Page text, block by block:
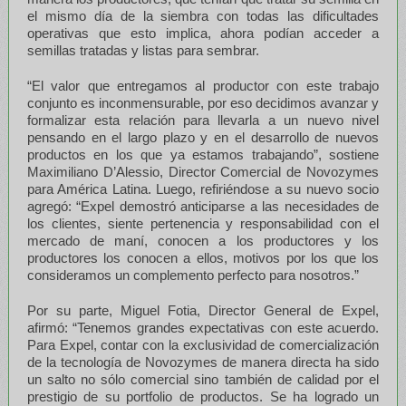
el mismo día de la siembra con todas las dificultades
operativas que esto implica, ahora podían acceder a
semillas tratadas y listas para sembrar.
“El valor que entregamos al productor con este trabajo
conjunto es inconmensurable, por eso decidimos avanzar y
formalizar esta relación para llevarla a un nuevo nivel
pensando en el largo plazo y en el desarrollo de nuevos
productos en los que ya estamos trabajando”, sostiene
Maximiliano D’Alessio, Director Comercial de Novozymes
para América Latina. Luego, refiriéndose a su nuevo socio
agregó: “Expel demostró anticiparse a las necesidades de
los clientes, siente pertenencia y responsabilidad con el
mercado de maní, conocen a los productores y los
productores los conocen a ellos, motivos por los que los
consideramos un complemento perfecto para nosotros.”
Por su parte, Miguel Fotia, Director General de Expel,
afirmó: “Tenemos grandes expectativas con este acuerdo.
Para Expel, contar con la exclusividad de comercialización
de la tecnología de Novozymes de manera directa ha sido
un salto no sólo comercial sino también de calidad por el
prestigio de su portfolio de productos. Se ha logrado un